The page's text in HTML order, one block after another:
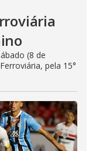
(8 de
pela 15°